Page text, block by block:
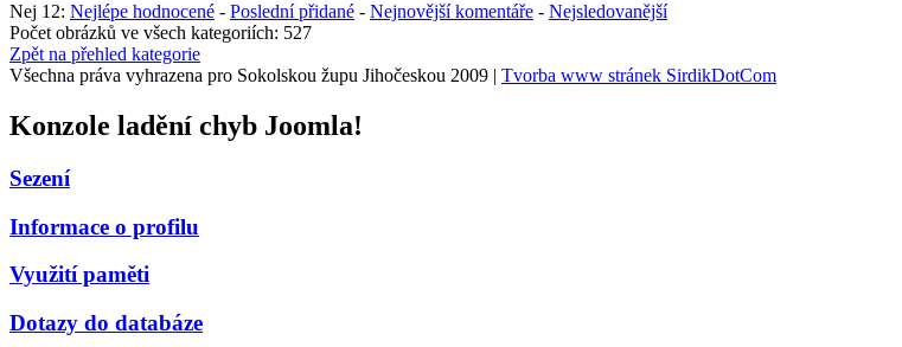
Nej 12: Nejlépe hodnocené - Poslední přidané - Nejnovější komentáře - Nejsledovanější
Počet obrázků ve všech kategoriích: 527
Zpět na přehled kategorie
Všechna práva vyhrazena pro Sokolskou župu Jihočeskou 2009 | Tvorba www stránek SirdikDotCom
Konzole ladění chyb Joomla!
Sezení
Informace o profilu
Využití paměti
Dotazy do databáze